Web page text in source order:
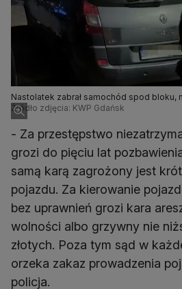
Nastolatek zabrał samochód spod bloku,
Źródło zdjęcia: KWP Gdańsk
- Za przestępstwo
grozi do pięciu lat
samą karą zagrożony jest
pojazdu. Za kierowanie
bez uprawnień grozi kara
wolności albo grzywny nie
złotych. Poza tym sąd w
orzeka zakaz prowadzenia
policja.